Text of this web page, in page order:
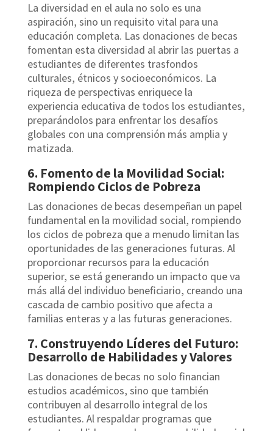
La diversidad en el aula no solo es una
aspiración, sino un requisito vital para una
educación completa. Las donaciones de becas
fomentan esta diversidad al abrir las puertas a
estudiantes de diferentes trasfondos
culturales, étnicos y socioeconómicos. La
riqueza de perspectivas enriquece la
experiencia educativa de todos los estudiantes,
preparándolos para enfrentar los desafíos
globales con una comprensión más amplia y
matizada.
6. Fomento de la Movilidad Social:
Rompiendo Ciclos de Pobreza
Las donaciones de becas desempeñan un papel
fundamental en la movilidad social, rompiendo
los ciclos de pobreza que a menudo limitan las
oportunidades de las generaciones futuras. Al
proporcionar recursos para la educación
superior, se está generando un impacto que va
más allá del individuo beneficiario, creando una
cascada de cambio positivo que afecta a
familias enteras y a las futuras generaciones.
7. Construyendo Líderes del Futuro:
Desarrollo de Habilidades y Valores
Las donaciones de becas no solo financian
estudios académicos, sino que también
contribuyen al desarrollo integral de los
estudiantes. Al respaldar programas que